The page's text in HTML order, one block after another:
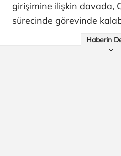
girişimine ilişkin davada,
sürecinde görevinde
Haberin